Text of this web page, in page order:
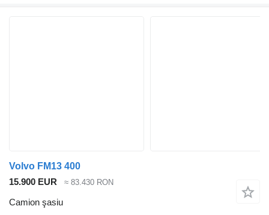
Volvo FM13 400
15.900 EUR
≈ 83.430 RON
Camion şasiu